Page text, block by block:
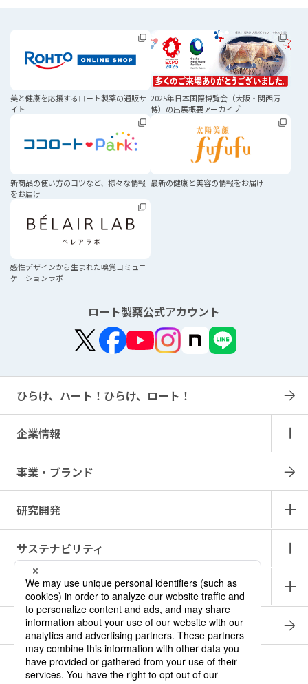
美と健康を応援するロート製薬の通販サ
イト
2025年日本国際博覧会 （大阪・関西万
博）の出展概要アーカイブ
新商品の使い方のコツなど、 様々な情報
をお届け
最新の健康と美容の情報をお届け
感性デザインから生まれた嗅覚コミュニ
ケーションラボ
ロート製薬公式アカウント
ひらけ、ハート！ひらけ、ロート！
企業情報
事業・ブランド
研究開発
サステナビリティ
IR情報
採用情報
商品情報サイト
產品中文介紹